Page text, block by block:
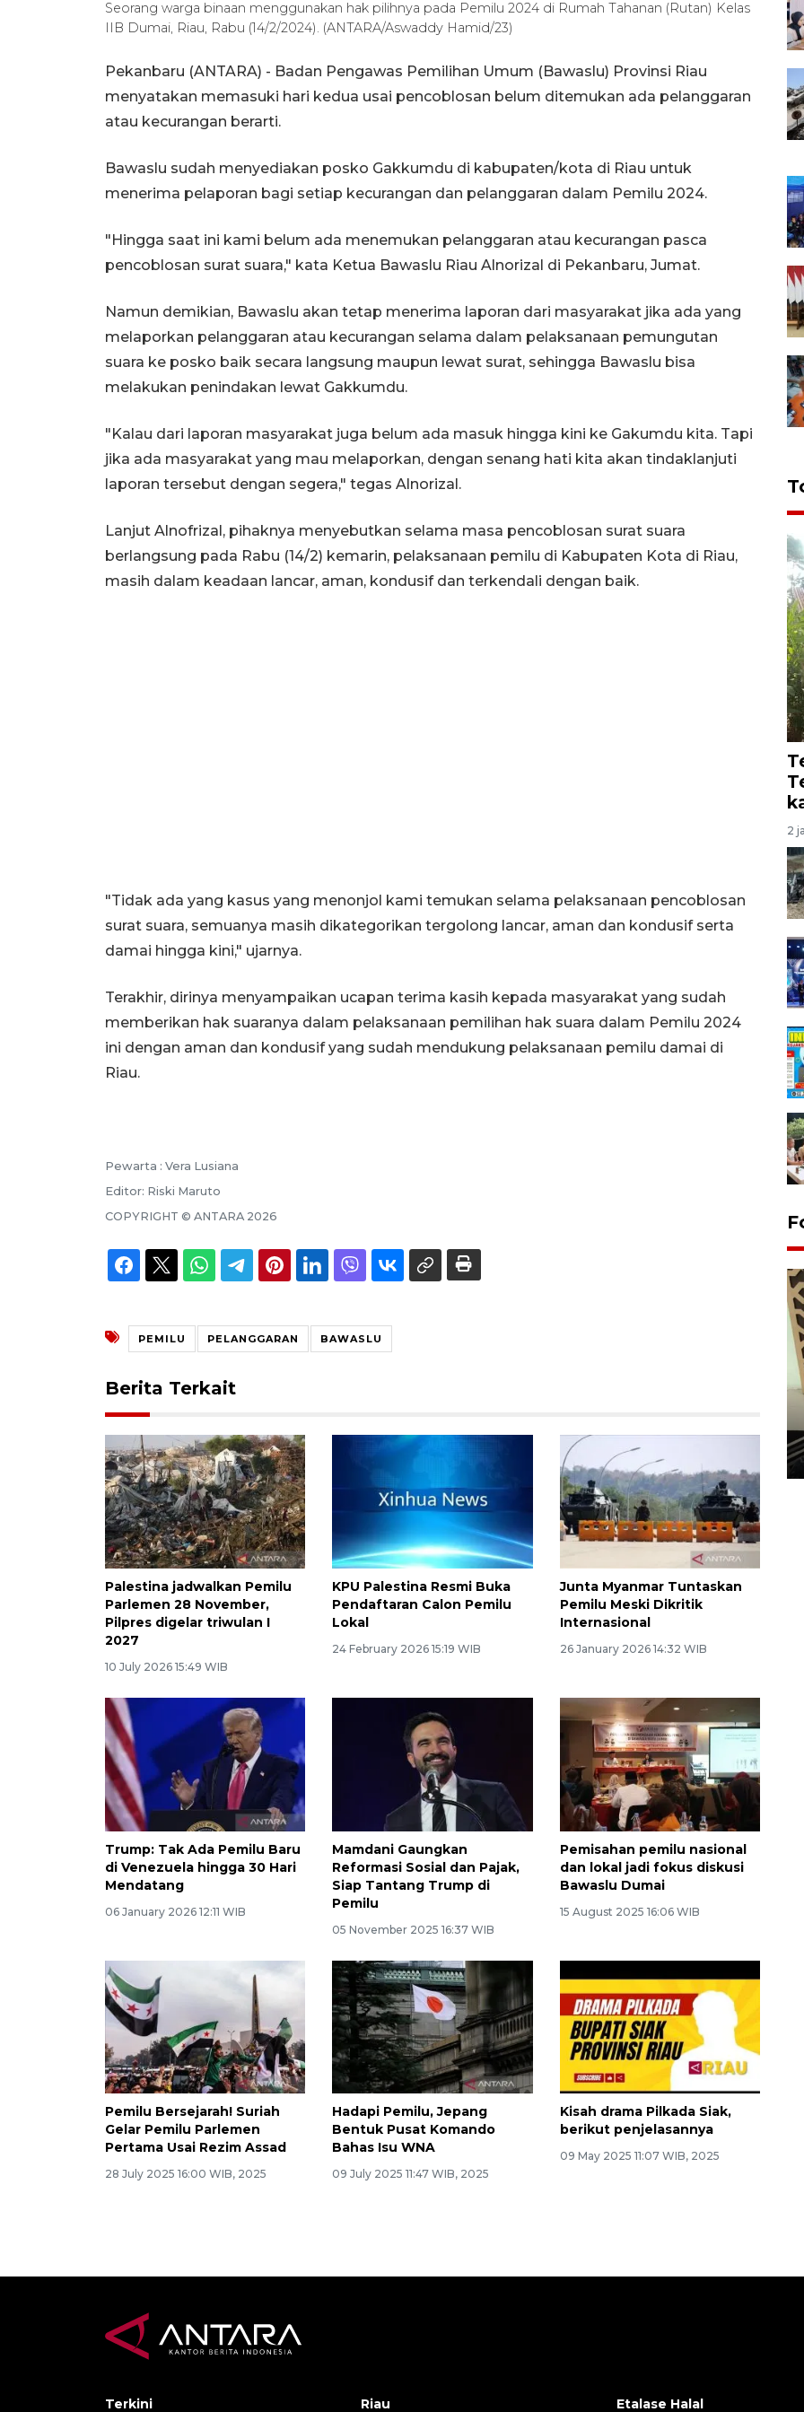
Seorang warga binaan menggunakan hak pilihnya pada Pemilu 2024 di Rumah Tahanan (Rutan) Kelas
IIB Dumai, Riau, Rabu (14/2/2024). (ANTARA/Aswaddy Hamid/23)
Pekanbaru (ANTARA) - Badan Pengawas Pemilihan Umum (Bawaslu) Provinsi Riau
menyatakan memasuki hari kedua usai pencoblosan belum ditemukan ada pelanggaran
atau kecurangan berarti.
Bawaslu sudah menyediakan posko Gakkumdu di kabupaten/kota di Riau untuk
menerima pelaporan bagi setiap kecurangan dan pelanggaran dalam Pemilu 2024.
"Hingga saat ini kami belum ada menemukan pelanggaran atau kecurangan pasca
pencoblosan surat suara," kata Ketua Bawaslu Riau Alnorizal di Pekanbaru, Jumat.
Namun demikian, Bawaslu akan tetap menerima laporan dari masyarakat jika ada yang
melaporkan pelanggaran atau kecurangan selama dalam pelaksanaan pemungutan
suara ke posko baik secara langsung maupun lewat surat, sehingga Bawaslu bisa
melakukan penindakan lewat Gakkumdu.
"Kalau dari laporan masyarakat juga belum ada masuk hingga kini ke Gakumdu kita. Tapi
jika ada masyarakat yang mau melaporkan, dengan senang hati kita akan tindaklanjuti
laporan tersebut dengan segera," tegas Alnorizal.
Lanjut Alnofrizal, pihaknya menyebutkan selama masa pencoblosan surat suara
berlangsung pada Rabu (14/2) kemarin, pelaksanaan pemilu di Kabupaten Kota di Riau,
masih dalam keadaan lancar, aman, kondusif dan terkendali dengan baik.
"Tidak ada yang kasus yang menonjol kami temukan selama pelaksanaan pencoblosan
surat suara, semuanya masih dikategorikan tergolong lancar, aman dan kondusif serta
damai hingga kini," ujarnya.
Terakhir, dirinya menyampaikan ucapan terima kasih kepada masyarakat yang sudah
memberikan hak suaranya dalam pelaksanaan pemilihan hak suara dalam Pemilu 2024
ini dengan aman dan kondusif yang sudah mendukung pelaksanaan pemilu damai di
Riau.
Pewarta : Vera Lusiana
Editor: Riski Maruto
COPYRIGHT © ANTARA 2026
PEMILU PELANGGARAN BAWASLU
Berita Terkait
Palestina jadwalkan Pemilu
Parlemen 28 November,
Pilpres digelar triwulan I
2027
10 July 2026 15:49 WIB
KPU Palestina Resmi Buka
Pendaftaran Calon Pemilu
Lokal
24 February 2026 15:19 WIB
Junta Myanmar Tuntaskan
Pemilu Meski Dikritik
Internasional
26 January 2026 14:32 WIB
Trump: Tak Ada Pemilu Baru
di Venezuela hingga 30 Hari
Mendatang
06 January 2026 12:11 WIB
Mamdani Gaungkan
Reformasi Sosial dan Pajak,
Siap Tantang Trump di
Pemilu
05 November 2025 16:37 WIB
Pemisahan pemilu nasional
dan lokal jadi fokus diskusi
Bawaslu Dumai
15 August 2025 16:06 WIB
Pemilu Bersejarah! Suriah
Gelar Pemilu Parlemen
Pertama Usai Rezim Assad
28 July 2025 16:00 WIB, 2025
Hadapi Pemilu, Jepang
Bentuk Pusat Komando
Bahas Isu WNA
09 July 2025 11:47 WIB, 2025
Kisah drama Pilkada Siak,
berikut penjelasannya
09 May 2025 11:07 WIB, 2025
2
bakau merah di Dumai
20 September 2025 12:14 WIB
Terkini Riau Etalase Halal